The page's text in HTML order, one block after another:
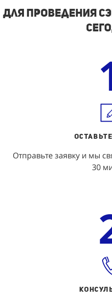
Для проведения
Отправьте заявку и мы
30